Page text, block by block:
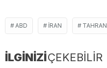
ABD IRAN TAHRAN
İLGİNİZİÇEKEBİLİR